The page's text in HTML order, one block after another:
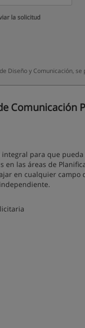
la solicitud
Diseño y Comunicación,
Comunicación
para que
en las áreas de
en cualquier